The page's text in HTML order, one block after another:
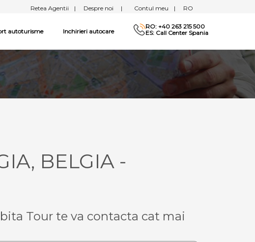
Retea Agentii | Despre noi | Contul meu | RO
autoturisme Inchirieri autocare
RO: +40 263 215 500
ES: Call Center Spania
BELGIA -
Tour te va contacta cat mai